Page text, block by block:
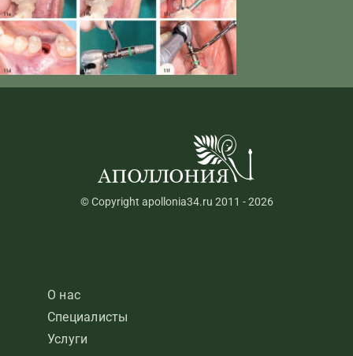
© Copyright apollonia34.ru 2011 - 2026
О нас
Специалисты
Услуги